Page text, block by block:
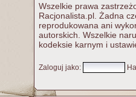
Wszelkie prawa
Racjonalista.pl. Żadna
reprodukowana ani
autorskich. Wszelkie
kodeksie karnym i
Zaloguj jako: